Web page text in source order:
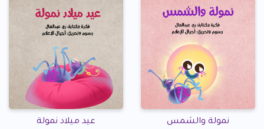
نمولة والشمس عيد ميلاد نمولة